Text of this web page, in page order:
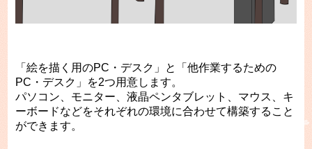
「絵を描く用のPC・デスク」と「他作業するための
PC・デスク」を2つ用意します。
パソコン、モニター、液晶ペンタブレット、マウス、キ
ーボードなどをそれぞれの環境に合わせて構築すること
ができます。